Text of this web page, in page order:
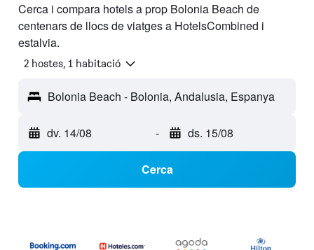
Cerca i compara hotels a prop Bolonia Beach de
centenars de llocs de viatges a HotelsCombined i
estalvia.
2 hostes, 1 habitació
Bolonia Beach - Bolonia, Andalusia, Espanya
dv. 14/08 - ds. 15/08
Cerca